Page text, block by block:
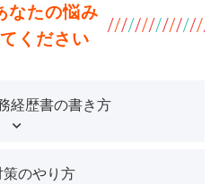
なたの悩み
ください
経歴書の書き方
のやり方